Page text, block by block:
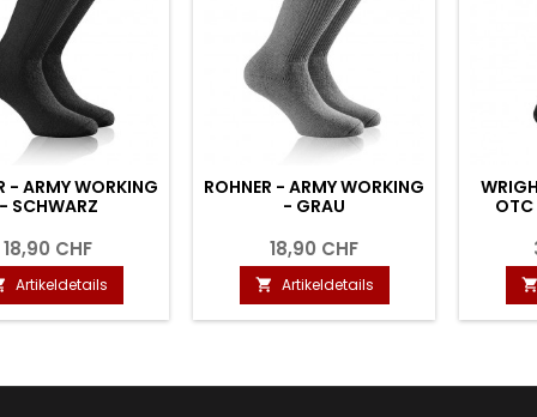
- ARMY WORKING
- SCHWARZ
18,90 CHF
Artikeldetails
ROHNER - ARMY WORKING
- GRAU
18,90 CHF
 Artikeldetails 